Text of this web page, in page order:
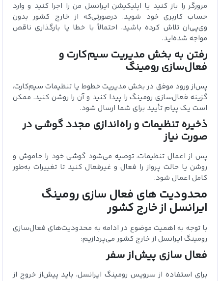
مرورگر را باز کنید یا اپلیکیشن ایرانسل من را اجرا کنید و وارد
حساب کاربری خود شوید. درصورتی‌که از خارج کشور بدون
وی‌پی‌ان تلاش کرده باشید، احتمالاً با خطا یا بارگذاری ناقص
مواجه شده‌اید.
رفتن به بخش مدیریت سیم‌کارت و
فعال‌سازی رومینگ
پس‌از ورود موفق در بخش مدیریت خطوط یا تنظیمات سیم‌کارت،
گزینه فعال‌سازی رومینگ را پیدا کنید و آن را روشن کنید. ممکن
است یک پیام تأیید برای شما ارسال شود.
ذخیره تنظیمات و راه‌اندازی مجدد گوشی در
صورت نیاز
پس‌ از اعمال تنظیمات، توصیه می‌شود گوشی خود را خاموش و
روشن یا حالت پرواز را فعال و غیرفعال کنید تا تغییرات به‌طور
کامل اعمال شود.
محدودیت‌ های فعال‌ سازی رومینگ
ایرانسل از خارج کشور
با توجه به اهمیت موضوع در ادامه به محدودیت‌های فعال‌سازی
رومینگ ایرانسل از خارج کشور می‌پردازیم:
فعال‌ سازی پیش‌از سفر
برای استفاده از سرویس رومینگ ایرانسل، باید پیش‌از خروج از